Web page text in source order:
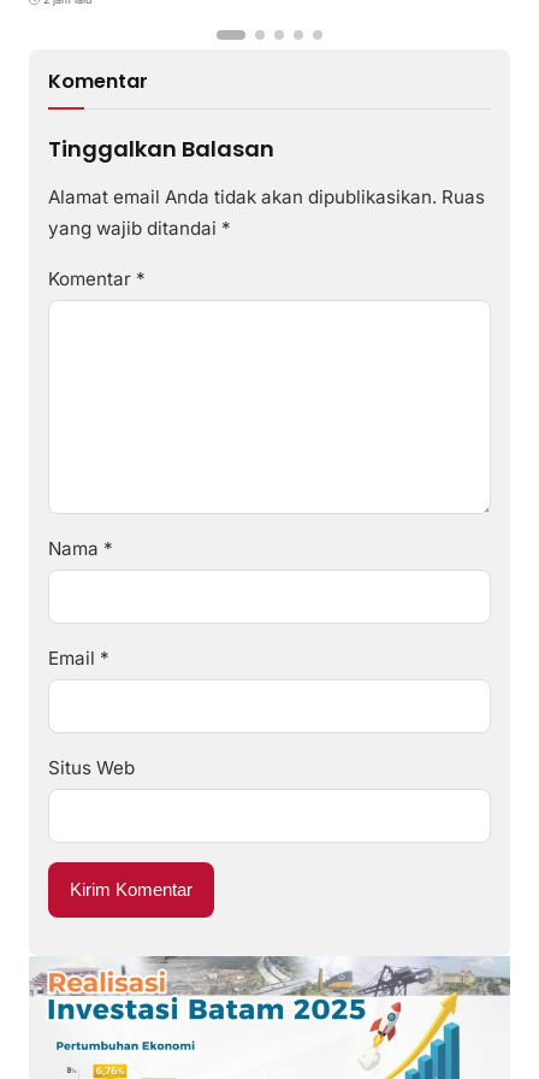
Komentar
Tinggalkan Balasan
Alamat email Anda tidak akan dipublikasikan. Ruas
yang wajib ditandai *
Komentar *
Nama *
Email *
Situs Web